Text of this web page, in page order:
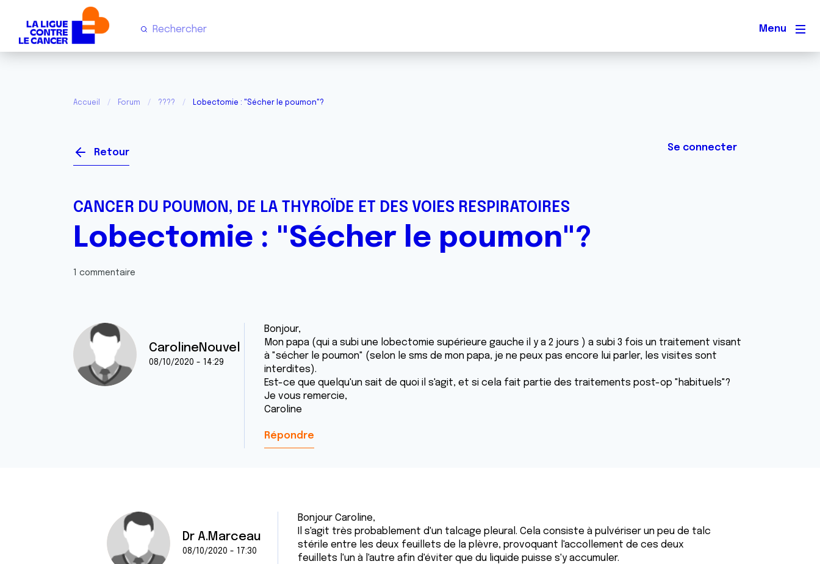
Menu
Accueil Forum ???? Lobectomie : "Sécher le poumon"?
Retour Se connecter
CANCER DU POUMON, DE LA THYROÏDE ET DES VOIES RESPIRATOIRES
Lobectomie : "Sécher le poumon"?
1 commentaire
CarolineNouvel
08/10/2020 - 14:29
Bonjour,
Mon papa (qui a subi une lobectomie supérieure gauche il y a 2 jours ) a subi 3 fois un traitement visant
à "sécher le poumon" (selon le sms de mon papa, je ne peux pas encore lui parler, les visites sont
interdites).
Est-ce que quelqu'un sait de quoi il s'agit, et si cela fait partie des traitements post-op "habituels"?
Je vous remercie,
Caroline
Répondre
Dr A.Marceau
08/10/2020 - 17:30
Bonjour Caroline,
Il s'agit très probablement d'un talcage pleural. Cela consiste à pulvériser un peu de talc
stérile entre les deux feuillets de la plèvre, provoquant l'accollement de ces deux
feuillets l'un à l'autre afin d'éviter que du liquide puisse s'y accumuler.